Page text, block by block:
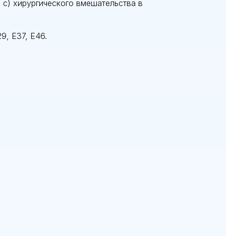
хирургического вмешательства в
E37, E46.